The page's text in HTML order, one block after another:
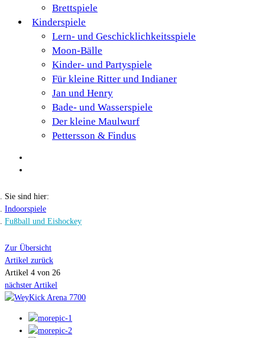
Brettspiele
Kinderspiele
Lern- und Geschicklichkeitsspiele
Moon-Bälle
Kinder- und Partyspiele
Für kleine Ritter und Indianer
Jan und Henry
Bade- und Wasserspiele
Der kleine Maulwurf
Pettersson & Findus
Sie sind hier:
Indoorspiele
Fußball und Eishockey
Zur Übersicht
Artikel zurück
Artikel 4 von 26
nächster Artikel